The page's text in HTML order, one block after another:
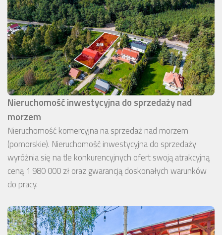
Nieruchomość inwestycyjna do sprzedaży nad
morzem
Nieruchomość komercyjna na sprzedaż nad morzem
(pomorskie). Nieruchomość inwestycyjna do sprzedaży
wyróżnia się na tle konkurencyjnych ofert swoją atrakcyjną
ceną 1 980 000 zł oraz gwarancją doskonałych warunków
do pracy.